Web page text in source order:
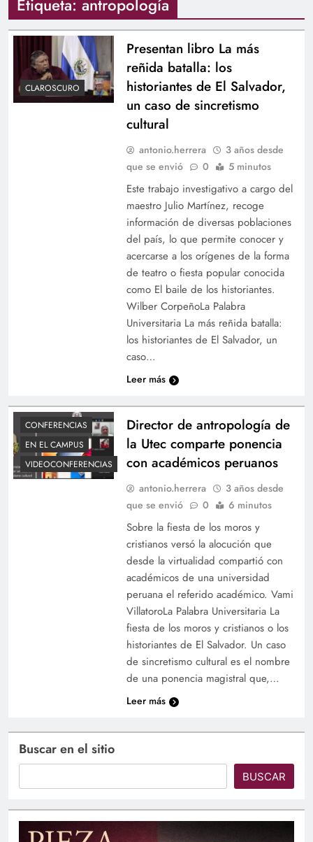
Etiqueta: antropología
CLAROSCURO
Presentan libro La más
reñida batalla: los
historiantes de El Salvador,
un caso de sincretismo
cultural
antonio.herrera
3 años desde
que se envió
0 5 minutos
Este trabajo investigativo a cargo del
maestro Julio Martínez, recoge
información de diversas poblaciones
del país, lo que permite conocer y
acercarse a los orígenes de la forma
de teatro o fiesta popular conocida
como El baile de los historiantes.
Wilber CorpeñoLa Palabra
Universitaria La más reñida batalla:
los historiantes de El Salvador, un
caso…
Leer más
CONFERENCIAS
EN EL CAMPUS
VIDEOCONFERENCIAS
Director de antropología de
la Utec comparte ponencia
con académicos peruanos
antonio.herrera
3 años desde
que se envió
0 6 minutos
Sobre la fiesta de los moros y
cristianos versó la alocución que
desde la virtualidad compartió con
académicos de una universidad
peruana el referido académico. Vami
VillatoroLa Palabra Universitaria La
fiesta de los moros y cristianos o los
historiantes de El Salvador. Un caso
de sincretismo cultural es el nombre
de una ponencia magistral que,…
Leer más
Buscar en el sitio
BUSCAR